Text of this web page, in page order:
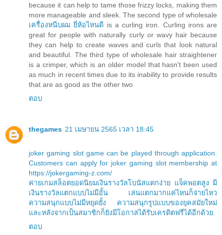
because it can help to tame those frizzy locks, making them
more manageable and sleek. The second type of wholesale
เครื่องหนีบผม ยี่ห้อไหนดี is a curling iron. Curling irons are
great for people with naturally curly or wavy hair because
they can help to create waves and curls that look natural
and beautiful. The third type of wholesale hair straightener
is a crimper, which is an older model that hasn't been used
as much in recent times due to its inability to provide results
that are as good as the other two
ตอบ
thegames 21 เมษายน 2565 เวลา 18:45
joker gaming slot game can be played through application.
Customers can apply for joker gaming slot membership at
https://jokergaming-z.com/
ค่ายเกมสล็อตยอดนิยมเงินรางวัลโบนัสแตกง่าย แจ็คพอตสูง มี
เงินรางวัลแตกแบบไม่มีอั้น เล่นแตกมากแค่ไหนก็จ่ายไหว
ความสนุกแบบไม่มีหยุดยั้ง ความสนุกรูปแบบของยุคสมัยใหม่
และหลังจากเป็นสมาชิกก็ยังมีโอกาสได้รับเครดิตฟรีได้อีกด้วย.
ตอบ